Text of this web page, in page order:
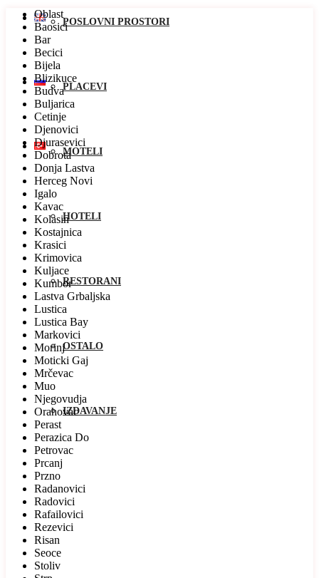
POSLOVNI PROSTORI
PLACEVI
MOTELI
HOTELI
RESTORANI
OSTALO
IZDAVANJE
Oblast
Baosici
Bar
Becici
Bijela
Blizikuce
Budva
Buljarica
Cetinje
Djenovici
Djurasevici
Dobrota
Donja Lastva
Herceg Novi
Igalo
Kavac
Kolasin
Kostajnica
Krasici
Krimovica
Kuljace
Kumbor
Lastva Grbaljska
Lustica
Lustica Bay
Markovici
Morinj
Moticki Gaj
Mrčevac
Muo
Njegovudja
Orahovac
Perast
Perazica Do
Petrovac
Prcanj
Przno
Radanovici
Radovici
Rafailovici
Rezevici
Risan
Seoce
Stoliv